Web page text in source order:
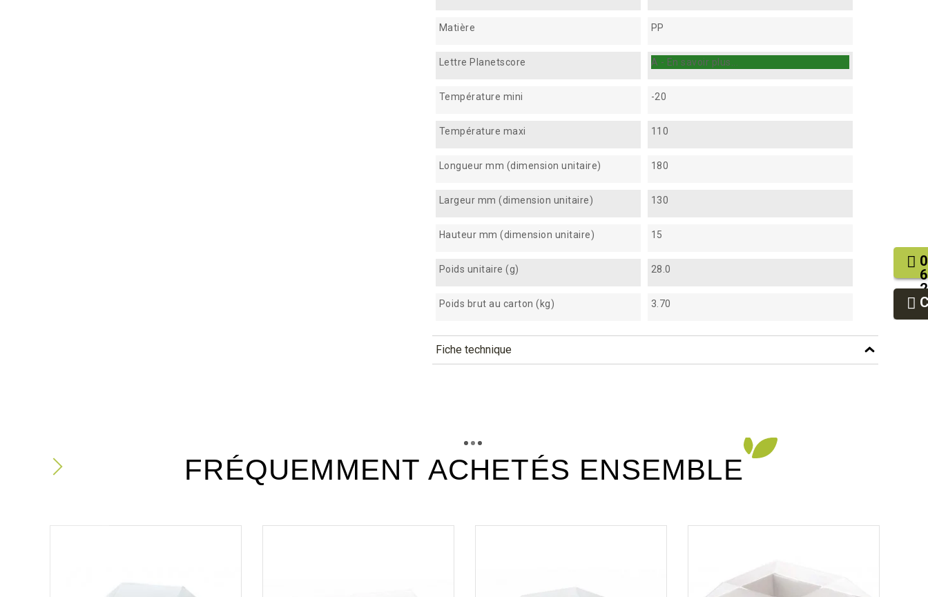
Matière PP
Lettre Planetscore A - En savoir plus...
Température mini -20
Température maxi 110
Longueur mm (dimension unitaire) 180
Largeur mm (dimension unitaire) 130
Hauteur mm (dimension unitaire) 15
Poids unitaire (g) 28.0
Poids brut au carton (kg) 3.70
Fiche technique
FRÉQUEMMENT ACHETÉS ENSEMBLE